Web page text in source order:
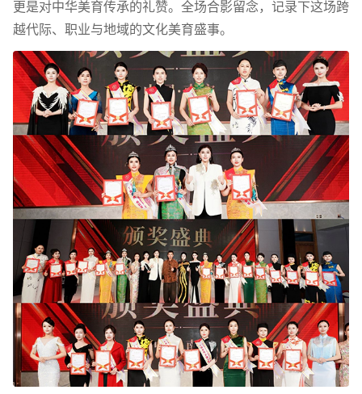
更是对中华美育传承的礼赞。全场合影留念，记录下这场跨
越代际、职业与地域的文化美育盛事。